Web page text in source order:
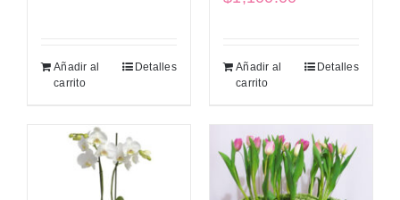
Añadir al
carrito
Detalles
Añadir al
carrito
Detalles